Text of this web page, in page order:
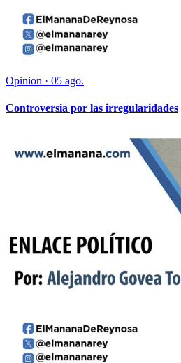
Opinion · 05 ago.
Controversia por las irregularidades